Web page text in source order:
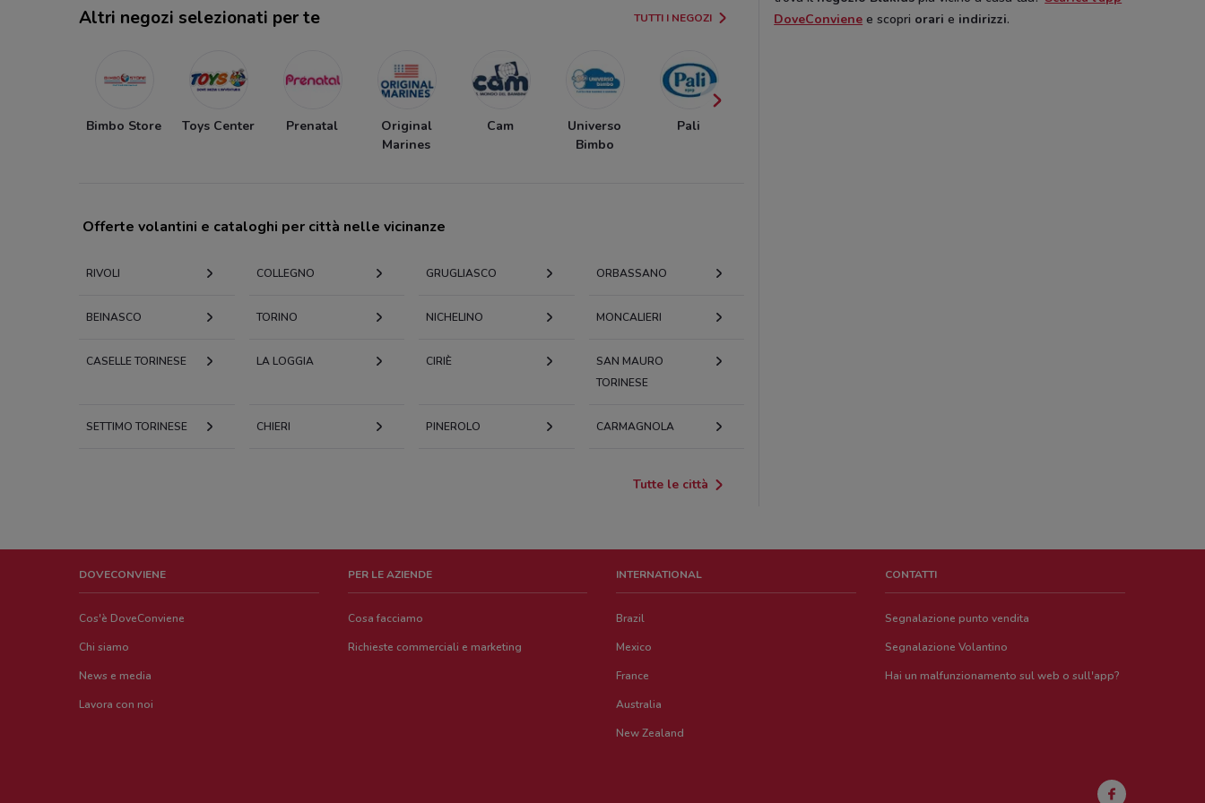
Altri negozi selezionati per te TUTTI I NEGOZI
Bimbo Store Toys Center Prenatal
Original
Marines
Cam
Universo
Bimbo
Pali
Offerte volantini e cataloghi per città nelle vicinanze
RIVOLI COLLEGNO GRUGLIASCO ORBASSANO
BEINASCO TORINO NICHELINO MONCALIERI
CASELLE TORINESE LA LOGGIA CIRIÈ
SAN MAURO
TORINESE
SETTIMO TORINESE CHIERI PINEROLO CARMAGNOLA
Tutte le città
DoveConviene e scopri orari e indirizzi.
DOVECONVIENE
Cos'è DoveConviene
Chi siamo
News e media
Lavora con noi
PER LE AZIENDE
Cosa facciamo
Richieste commerciali e marketing
INTERNATIONAL
Brazil
Mexico
France
Australia
New Zealand
CONTATTI
Segnalazione punto vendita
Segnalazione Volantino
Hai un malfunzionamento sul web o sull'app?